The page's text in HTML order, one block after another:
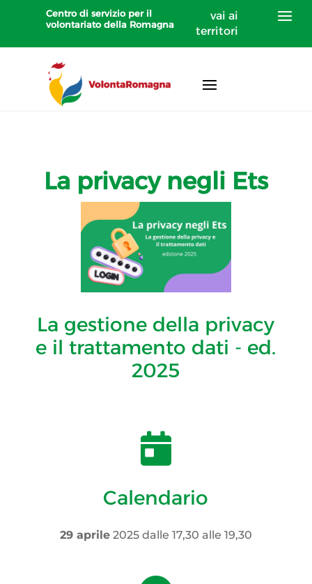
Centro di servizio per il
volontariato della Romagna
vai ai
territori
La privacy negli Ets
La gestione della privacy
e il trattamento dati - ed.
2025

Calendario
29 aprile2025 dalle 17,30 alle 19,30